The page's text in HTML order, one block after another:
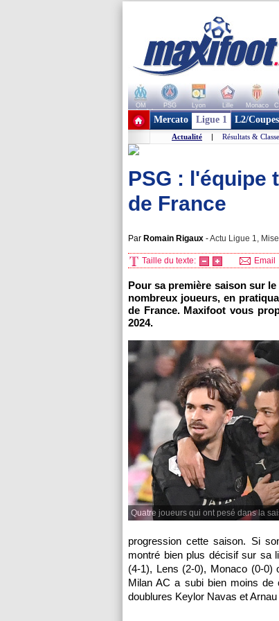
OM PSG Lyon Lille Monaco
+ de clubs
Mercato Ligue 1 L2/Coupes
Actualité | Résultats &
PSG : l'équipe
de France
Par Romain Rigaux -Actu Ligue 1,
Taille du texte: Email
Pour sa première saison sur
nombreux joueurs, en
de France. Maxifoot vous
2024.
Quatre joueurs qui ont pesé dans la
progression cette saison. Si
montré bien plus décisif sur sa
(4-1), Lens (2-0), Monaco (0-0)
Milan AC a subi bien moins
doublures Keylor Navas et